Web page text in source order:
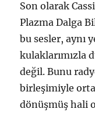
Son olarak
Plazma Dalga
bu sesler, aynı
kulaklarımızla
değil. Bunu
birleşimiyle
dönüşmüş hali